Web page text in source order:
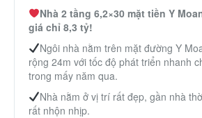
Nhà 2 tầng 6,2×30 mặt tiền Y
giá chỉ 8,3 tỷ!
Ngôi nhà nằm trên mặt đường Y
rộng 24m với tốc độ phát triển nhanh
trong mấy năm qua.
Nhà nằm ở vị trí rất đẹp, gần nhà
rất nhộn nhịp.